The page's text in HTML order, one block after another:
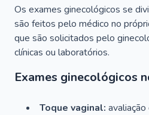
Os exames ginecológicos se
são feitos pelo médico no
que são solicitados pelo
clínicas ou laboratórios.
Exames ginecológicos
Toque vaginal: